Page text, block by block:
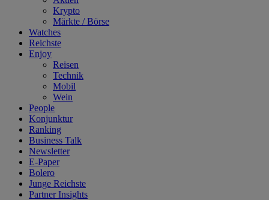
Krypto
Märkte / Börse
Watches
Reichste
Enjoy
Reisen
Technik
Mobil
Wein
People
Konjunktur
Ranking
Business Talk
Newsletter
E-Paper
Bolero
Junge Reichste
Partner Insights